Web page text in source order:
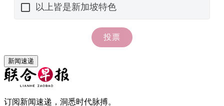
新闻速递
订阅新闻速递，洞悉时代脉搏。